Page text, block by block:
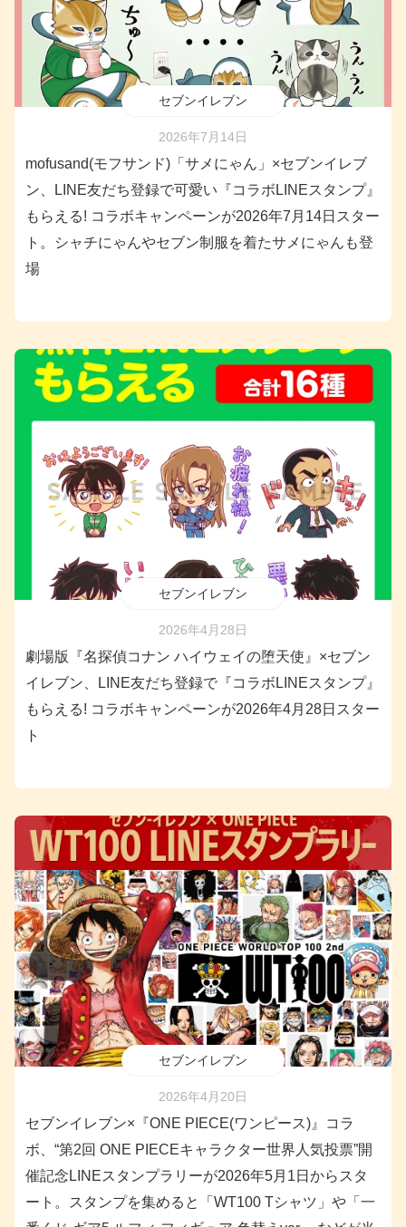
セブンイレブン
2026年7月14日
mofusand(モフサンド)「サメにゃん」×セブンイレブ
ン、LINE友だち登録で可愛い『コラボLINEスタンプ』
もらえる! コラボキャンペーンが2026年7月14日スター
ト。シャチにゃんやセブン制服を着たサメにゃんも登
場
セブンイレブン
2026年4月28日
劇場版『名探偵コナン ハイウェイの堕天使』×セブン
イレブン、LINE友だち登録で『コラボLINEスタンプ』
もらえる! コラボキャンペーンが2026年4月28日スター
ト
セブンイレブン
2026年4月20日
セブンイレブン×『ONE PIECE(ワンピース)』コラ
ボ、“第2回 ONE PIECEキャラクター世界人気投票”開
催記念LINEスタンプラリーが2026年5月1日からスタ
ート。スタンプを集めると「WT100 Tシャツ」や「一